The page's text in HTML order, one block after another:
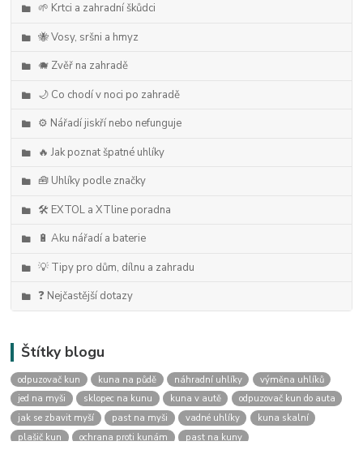
🌱 Krtci a zahradní škůdci
🐝 Vosy, sršni a hmyz
🐗 Zvěř na zahradě
🌙 Co chodí v noci po zahradě
⚙️ Nářadí jiskří nebo nefunguje
🔥 Jak poznat špatné uhlíky
🧰 Uhlíky podle značky
🛠️ EXTOL a XTline poradna
🔋 Aku nářadí a baterie
💡 Tipy pro dům, dílnu a zahradu
❓ Nejčastější dotazy
Štítky blogu
odpuzovač kun kuna na půdě náhradní uhlíky
výměna uhlíků
jed na myši
sklopec na kunu kuna v autě
odpuzovač kun do auta
jak se zbavit myší
past na myši vadné uhlíky
kuna skalní
plašič kun
ochrana proti kunám
past na kuny